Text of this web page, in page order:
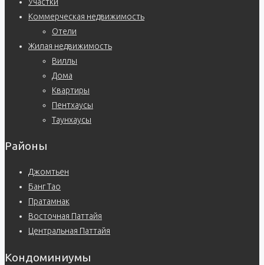
Коммерческая недвижимость
Отели
Жилая недвижимость
Виллы
Дома
Квартиры
Пентхаусы
Таунхаусы
Районы
Джомтьен
Банг Тао
Пратамнак
Восточная Паттайя
Центральная Паттайя
Кондоминиумы